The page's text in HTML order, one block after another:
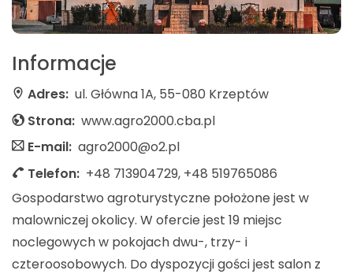
Informacje
Adres: ul. Główna 1A, 55-080 Krzeptów
Strona: www.agro2000.cba.pl
E-mail: agro2000@o2.pl
Telefon: +48 713904729, +48 519765086
Gospodarstwo agroturystyczne położone jest w
malowniczej okolicy. W ofercie jest 19 miejsc
noclegowych w pokojach dwu-, trzy- i
czteroosobowych. Do dyspozycji gości jest salon z